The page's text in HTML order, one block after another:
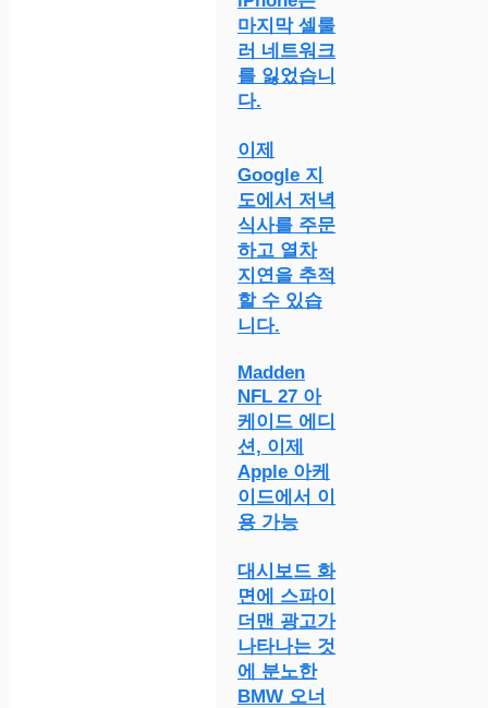
마지막 셀룰
러 네트워크
를 잃었습니
다.
이제
Google 지
도에서 저녁
식사를 주문
하고 열차
지연을 추적
할 수 있습
니다.
Madden
NFL 27 아
케이드 에디
션, 이제
Apple 아케
이드에서 이
용 가능
대시보드 화
면에 스파이
더맨 광고가
나타나는 것
에 분노한
BMW 오너